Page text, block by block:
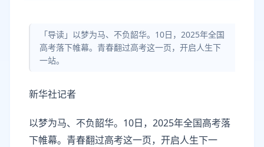
「导读」以梦为马、不负韶华。10日，2025年全国
高考落下帷幕。青春翻过高考这一页，开启人生下
一站。
新华社记者
以梦为马、不负韶华。10日，2025年全国高考落
下帷幕。青春翻过高考这一页，开启人生下一